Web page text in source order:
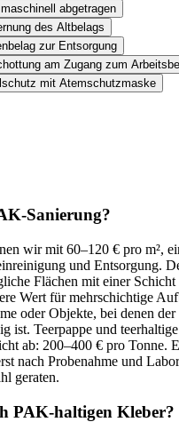
abgetragen
des Altbelags
zur Entsorgung
am Zugang zum
mit Atemschutzmaske
Sanierung?
wir mit 60–120 € pro m²,
und Entsorgung.
Flächen mit einer Schicht
Wert für mehrschichtige
oder Objekte, bei denen
ist. Teerpappe und
ab: 200–400 € pro Tonne.
nach Probenahme und
geraten.
PAK-haltigen Kleber?